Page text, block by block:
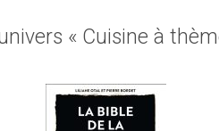
« Cuisine à